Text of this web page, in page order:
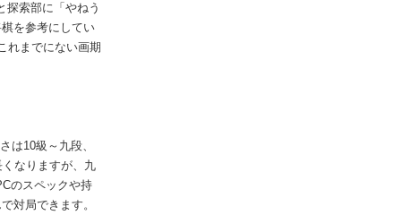
探索部に「やねう
を参考にしてい
れまでにない画期
は10級～九段、
なりますが、九
のスペックや持
対局できます。